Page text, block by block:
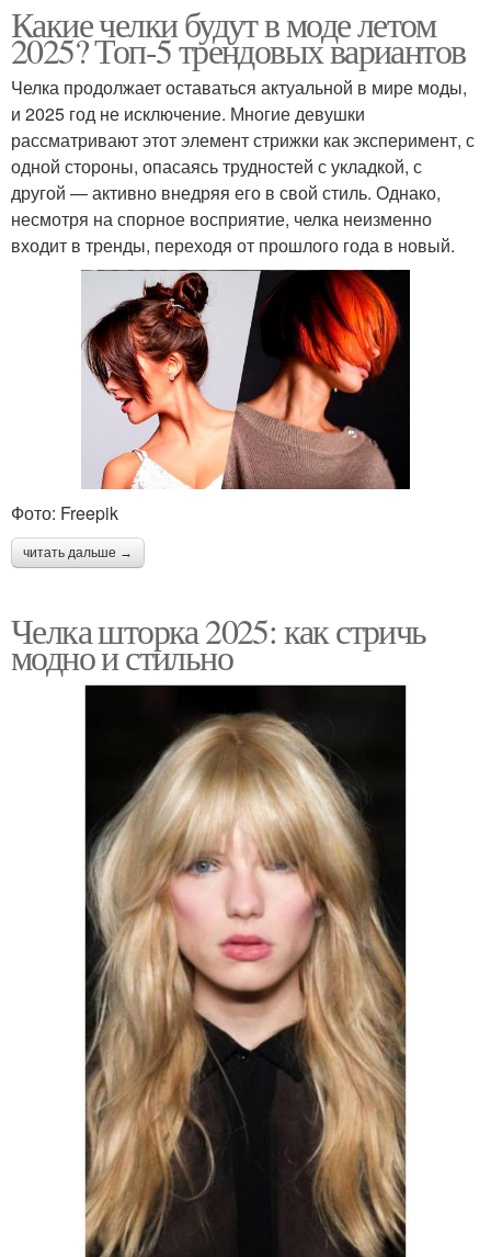
Какие челки будут в моде летом
2025? Топ-5 трендовых вариантов
Челка продолжает оставаться актуальной в мире моды,
и 2025 год не исключение. Многие девушки
рассматривают этот элемент стрижки как эксперимент, с
одной стороны, опасаясь трудностей с укладкой, с
другой — активно внедряя его в свой стиль. Однако,
несмотря на спорное восприятие, челка неизменно
входит в тренды, переходя от прошлого года в новый.
Фото: Freepik
читать дальше →
Челка шторка 2025: как стричь
модно и стильно